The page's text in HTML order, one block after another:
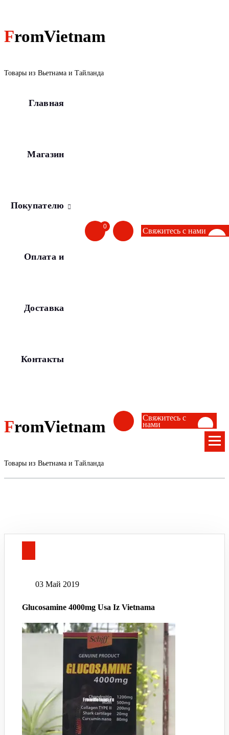
FromVietnam
Товары из Вьетнама и Тайланда
Главная
Магазин
Покупателю
Оплата и
Доставка
Контакты
0 Свяжитесь с нами
FromVietnam
Товары из Вьетнама и Тайланда
Свяжитесь с
нами
03 Май 2019
Glucosamine 4000mg Usa Iz Vietnama